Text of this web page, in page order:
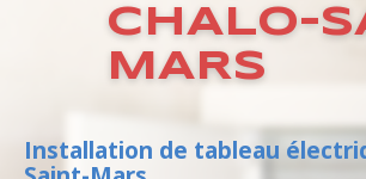
CHALO-
MARS
Installation de tableau